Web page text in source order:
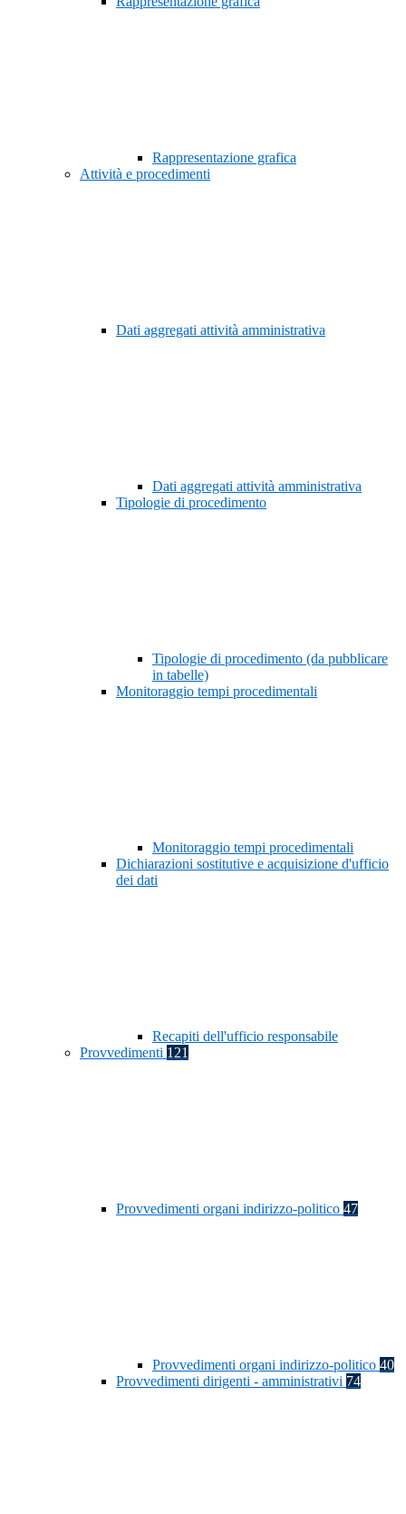
Rappresentazione grafica
Attività e procedimenti
Dati aggregati attività amministrativa
Dati aggregati attività amministrativa
Tipologie di procedimento
Tipologie di procedimento (da pubblicare
in tabelle)
Monitoraggio tempi procedimentali
Monitoraggio tempi procedimentali
Dichiarazioni sostitutive e acquisizione d'ufficio
dei dati
Recapiti dell'ufficio responsabile
Provvedimenti 121
Provvedimenti organi indirizzo-politico 47
Provvedimenti organi indirizzo-politico 40
Provvedimenti dirigenti - amministrativi 74